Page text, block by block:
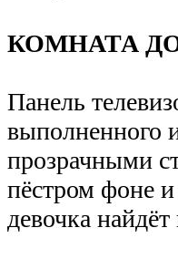
КОМНАТА
Панель
выполненного
прозрачными
пёстром фоне
девочка